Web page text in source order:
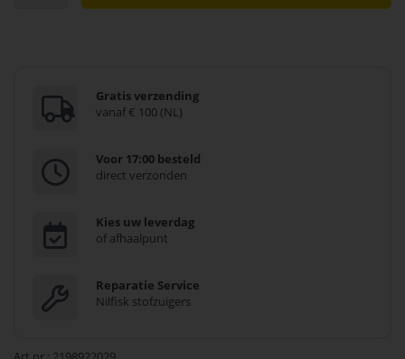
Gratis verzending
vanaf € 100 (NL)
Voor 17:00 besteld
direct verzonden
Kies uw leverdag
of afhaalpunt
Reparatie Service
Nilfisk stofzuigers